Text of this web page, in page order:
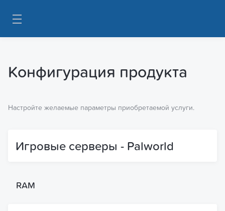
Конфигурация продукта
Настройте желаемые параметры приобретаемой услуги.
Игровые серверы - Palworld
RAM